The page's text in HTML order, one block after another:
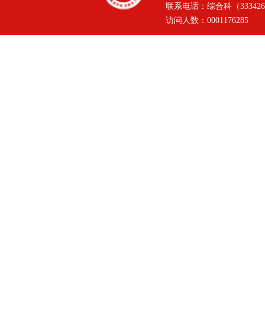
联系电话：综合科（
访问人数： 0001176285